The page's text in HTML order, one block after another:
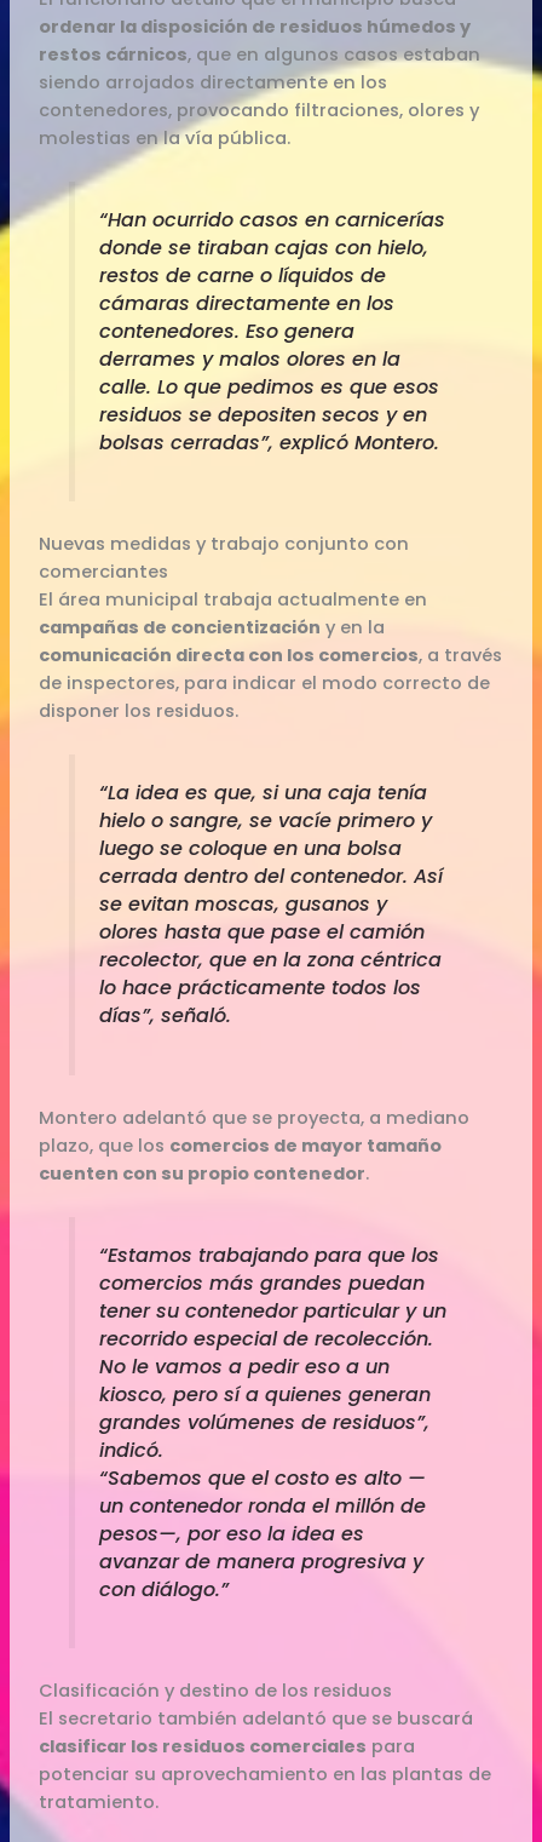
ordenar la disposición de residuos húmedos y
restos cárnicos, que en algunos casos estaban
siendo arrojados directamente en los
contenedores, provocando filtraciones, olores y
molestias en la vía pública.
“Han ocurrido casos en carnicerías
donde se tiraban cajas con hielo,
restos de carne o líquidos de
cámaras directamente en los
contenedores. Eso genera
derrames y malos olores en la
calle. Lo que pedimos es que esos
residuos se depositen secos y en
bolsas cerradas”, explicó Montero.
Nuevas medidas y trabajo conjunto con
comerciantes
El área municipal trabaja actualmente en
campañas de concientización y en la
comunicación directa con los comercios, a través
de inspectores, para indicar el modo correcto de
disponer los residuos.
“La idea es que, si una caja tenía
hielo o sangre, se vacíe primero y
luego se coloque en una bolsa
cerrada dentro del contenedor. Así
se evitan moscas, gusanos y
olores hasta que pase el camión
recolector, que en la zona céntrica
lo hace prácticamente todos los
días”, señaló.
Montero adelantó que se proyecta, a mediano
plazo, que los comercios de mayor tamaño
cuenten con su propio contenedor.
“Estamos trabajando para que los
comercios más grandes puedan
tener su contenedor particular y un
recorrido especial de recolección.
No le vamos a pedir eso a un
kiosco, pero sí a quienes generan
grandes volúmenes de residuos”,
indicó.
“Sabemos que el costo es alto —
un contenedor ronda el millón de
pesos—, por eso la idea es
avanzar de manera progresiva y
con diálogo.”
Clasificación y destino de los residuos
El secretario también adelantó que se buscará
clasificar los residuos comerciales para
potenciar su aprovechamiento en las plantas de
tratamiento.